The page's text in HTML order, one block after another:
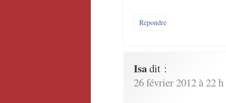
Répondre
Isadit :
26 février 2012 à 22